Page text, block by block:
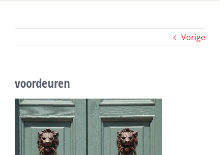
Vorige
voordeuren